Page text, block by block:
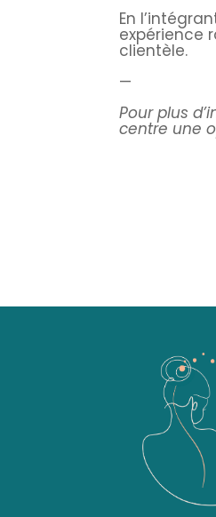
En
expérience
clientèle.
—
Pour plus
centre une